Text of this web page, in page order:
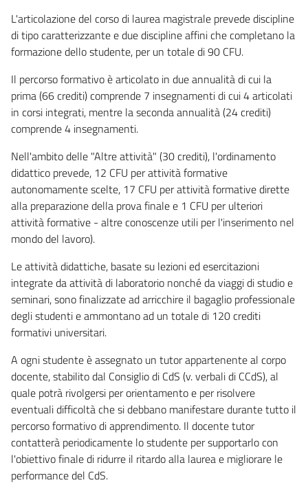
L'articolazione del corso di laurea magistrale prevede discipline
di tipo caratterizzante e due discipline affini che completano la
formazione dello studente, per un totale di 90 CFU.
Il percorso formativo è articolato in due annualità di cui la
prima (66 crediti) comprende 7 insegnamenti di cui 4 articolati
in corsi integrati, mentre la seconda annualità (24 crediti)
comprende 4 insegnamenti.
Nell'ambito delle "Altre attività" (30 crediti), l'ordinamento
didattico prevede, 12 CFU per attività formative
autonomamente scelte, 17 CFU per attività formative dirette
alla preparazione della prova finale e 1 CFU per ulteriori
attività formative - altre conoscenze utili per l'inserimento nel
mondo del lavoro).
Le attività didattiche, basate su lezioni ed esercitazioni
integrate da attività di laboratorio nonché da viaggi di studio e
seminari, sono finalizzate ad arricchire il bagaglio professionale
degli studenti e ammontano ad un totale di 120 crediti
formativi universitari.
A ogni studente è assegnato un tutor appartenente al corpo
docente, stabilito dal Consiglio di CdS (v. verbali di CCdS), al
quale potrà rivolgersi per orientamento e per risolvere
eventuali difficoltà che si debbano manifestare durante tutto il
percorso formativo di apprendimento. Il docente tutor
contatterà periodicamente lo studente per supportarlo con
l'obiettivo finale di ridurre il ritardo alla laurea e migliorare le
performance del CdS.